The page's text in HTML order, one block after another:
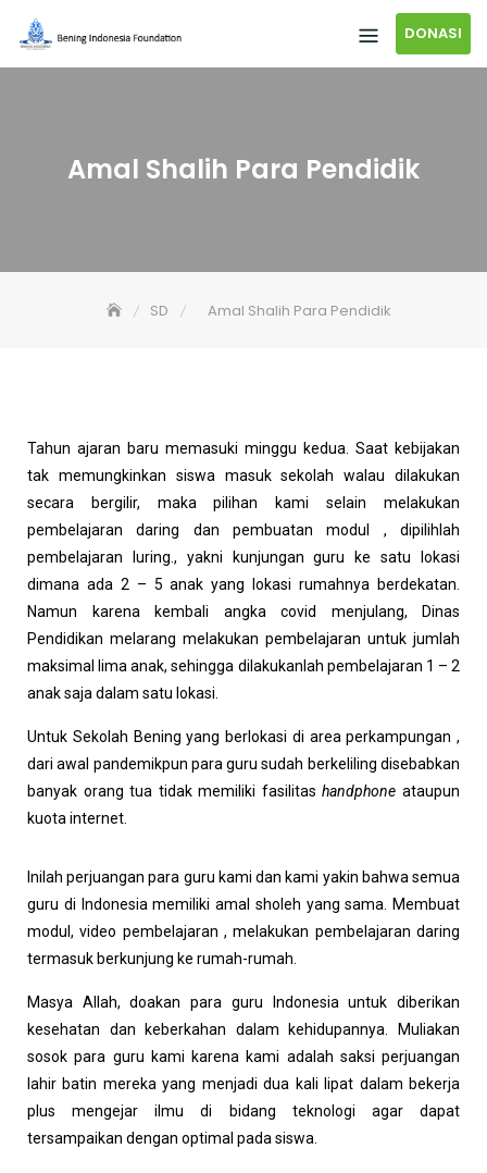
DONASI
Amal Shalih Para Pendidik
SD Amal Shalih Para Pendidik
Tahun ajaran baru memasuki minggu kedua. Saat kebijakan
tak memungkinkan siswa masuk sekolah walau dilakukan
secara bergilir, maka pilihan kami selain melakukan
pembelajaran daring dan pembuatan modul , dipilihlah
pembelajaran luring., yakni kunjungan guru ke satu lokasi
dimana ada 2 – 5 anak yang lokasi rumahnya berdekatan.
Namun karena kembali angka covid menjulang, Dinas
Pendidikan melarang melakukan pembelajaran untuk jumlah
maksimal lima anak, sehingga dilakukanlah pembelajaran 1 – 2
anak saja dalam satu lokasi.
Untuk Sekolah Bening yang berlokasi di area perkampungan ,
dari awal pandemikpun para guru sudah berkeliling disebabkan
banyak orang tua tidak memiliki fasilitas handphone ataupun
kuota internet.
Inilah perjuangan para guru kami dan kami yakin bahwa semua
guru di Indonesia memiliki amal sholeh yang sama. Membuat
modul, video pembelajaran , melakukan pembelajaran daring
termasuk berkunjung ke rumah-rumah.
Masya Allah, doakan para guru Indonesia untuk diberikan
kesehatan dan keberkahan dalam kehidupannya. Muliakan
sosok para guru kami karena kami adalah saksi perjuangan
lahir batin mereka yang menjadi dua kali lipat dalam bekerja
plus mengejar ilmu di bidang teknologi agar dapat
tersampaikan dengan optimal pada siswa.